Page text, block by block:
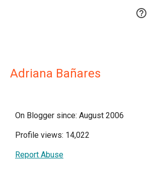

Adriana Bañares
On Blogger since: August 2006
Profile views: 14,022
Report Abuse